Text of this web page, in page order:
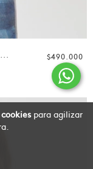
para agilizar
$490.000